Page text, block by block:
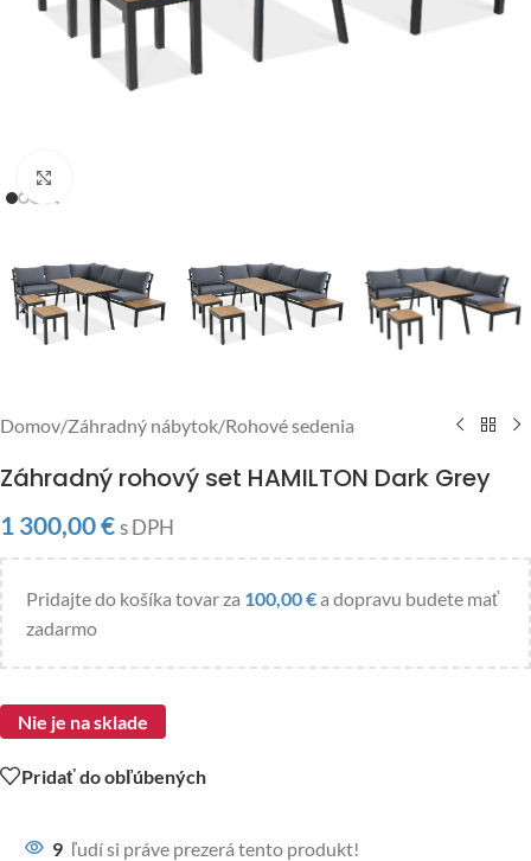
Domov/Záhradný nábytok/Rohové sedenia
Záhradný rohový set HAMILTON Dark Grey
1 300,00€ s DPH
Pridajte do košíka tovar za 100,00€a dopravu budete mať
zadarmo
Nie je na sklade
Pridať do obľúbených
9 ľudí si práve prezerá tento produkt!